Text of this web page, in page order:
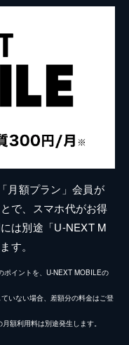
月額プラン」会員が
で、スマホ代がお得
は別途「U-NEXT M
す。
ポイントを、U-NEXT MOBILEの
いない場合、差額分の料金はご登
額利用料は別途発生します。